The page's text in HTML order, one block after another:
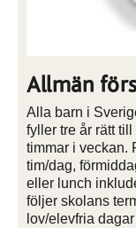
Allmän
Alla barn i
fyller tre år rätt
timmar i veckan.
tim/dag,
eller lunch
följer skolans
lov/elevfria